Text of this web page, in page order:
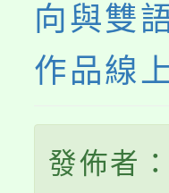
向與雙
作品線
發佈者